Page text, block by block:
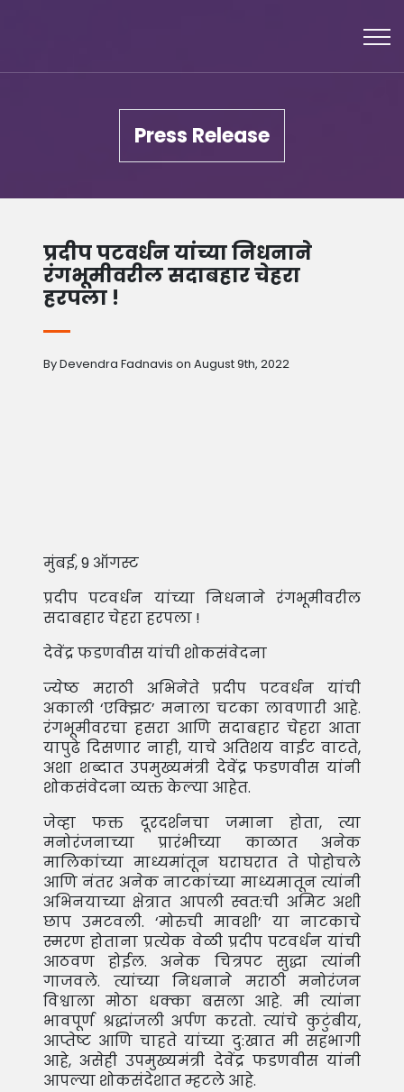
Press Release
प्रदीप पटवर्धन यांच्या निधनाने
रंगभूमीवरील सदाबहार चेहरा
हरपला !
By Devendra Fadnavis on August 9th, 2022
मुंबई, 9 ऑगस्ट
प्रदीप पटवर्धन यांच्या निधनाने रंगभूमीवरील
सदाबहार चेहरा हरपला !
देवेंद्र फडणवीस यांची शोकसंवेदना
ज्येष्ठ मराठी अभिनेते प्रदीप पटवर्धन यांची
अकाली ‘एक्झिट’ मनाला चटका लावणारी आहे.
रंगभूमीवरचा हसरा आणि सदाबहार चेहरा आता
यापुढे दिसणार नाही, याचे अतिशय वाईट वाटते,
अशा शब्दात उपमुख्यमंत्री देवेंद्र फडणवीस यांनी
शोकसंवेदना व्यक्त केल्या आहेत.
जेव्हा फक्त दूरदर्शनचा जमाना होता, त्या
मनोरंजनाच्या प्रारंभीच्या काळात अनेक
मालिकांच्या माध्यमांतून घराघरात ते पोहोचले
आणि नंतर अनेक नाटकांच्या माध्यमातून त्यांनी
अभिनयाच्या क्षेत्रात आपली स्वत:ची अमिट अशी
छाप उमटवली. ‘मोरुची मावशी’ या नाटकाचे
स्मरण होताना प्रत्येक वेळी प्रदीप पटवर्धन यांची
आठवण होईल. अनेक चित्रपट सुद्धा त्यांनी
गाजवले. त्यांच्या निधनाने मराठी मनोरंजन
विश्वाला मोठा धक्का बसला आहे. मी त्यांना
भावपूर्ण श्रद्धांजली अर्पण करतो. त्यांचे कुटुंबीय,
आप्तेष्ट आणि चाहते यांच्या दु:खात मी सहभागी
आहे, असेही उपमुख्यमंत्री देवेंद्र फडणवीस यांनी
आपल्या शोकसंदेशात म्हटले आहे.